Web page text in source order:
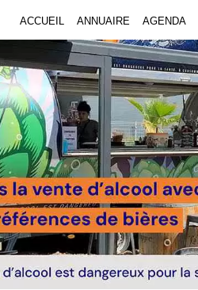
ACCUEIL ANNUAIRE AGENDA